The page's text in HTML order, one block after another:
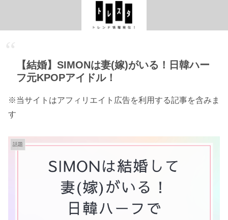
【結婚】SIMONは妻(嫁)がいる！日韓ハー
フ元KPOPアイドル！
※当サイトはアフィリエイト広告を利用する記事を含みま
す
話題